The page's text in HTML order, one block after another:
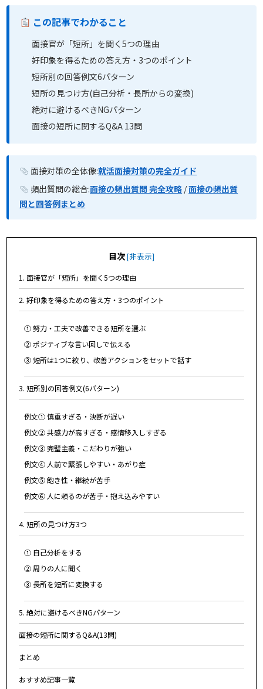
この記事でわかること
面接官が「短所」を聞く5つの理由
好印象を得るための答え方・3つのポイント
短所別の回答例文6パターン
短所の見つけ方(自己分析・長所からの変換)
絶対に避けるべきNGパターン
面接の短所に関するQ&A 13問
面接対策の全体像:就活面接対策の完全ガイド
頻出質問の総合:面接の頻出質問 完全攻略 /面接の頻出質
問と回答例まとめ
目次[非表示]
1. 面接官が「短所」を聞く5つの理由
2. 好印象を得るための答え方・3つのポイント
① 努力・工夫で改善できる短所を選ぶ
② ポジティブな言い回しで伝える
③ 短所は1つに絞り、改善アクションをセットで話す
3. 短所別の回答例文(6パターン)
例文① 慎重すぎる・決断が遅い
例文② 共感力が高すぎる・感情移入しすぎる
例文③ 完璧主義・こだわりが強い
例文④ 人前で緊張しやすい・あがり症
例文⑤ 飽き性・継続が苦手
例文⑥ 人に頼るのが苦手・抱え込みやすい
4. 短所の見つけ方3つ
① 自己分析をする
② 周りの人に聞く
③ 長所を短所に変換する
5. 絶対に避けるべきNGパターン
面接の短所に関するQ&A(13問)
まとめ
おすすめ記事一覧